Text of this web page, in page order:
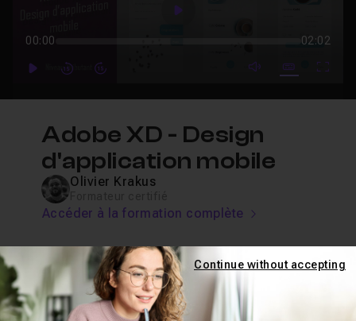
Play
00:00 02:02
PlayForwardForward mute video
Subtitles
Adobe XD - Design
d'application mobile
Olivier Krakus
Accéder à la formation complète